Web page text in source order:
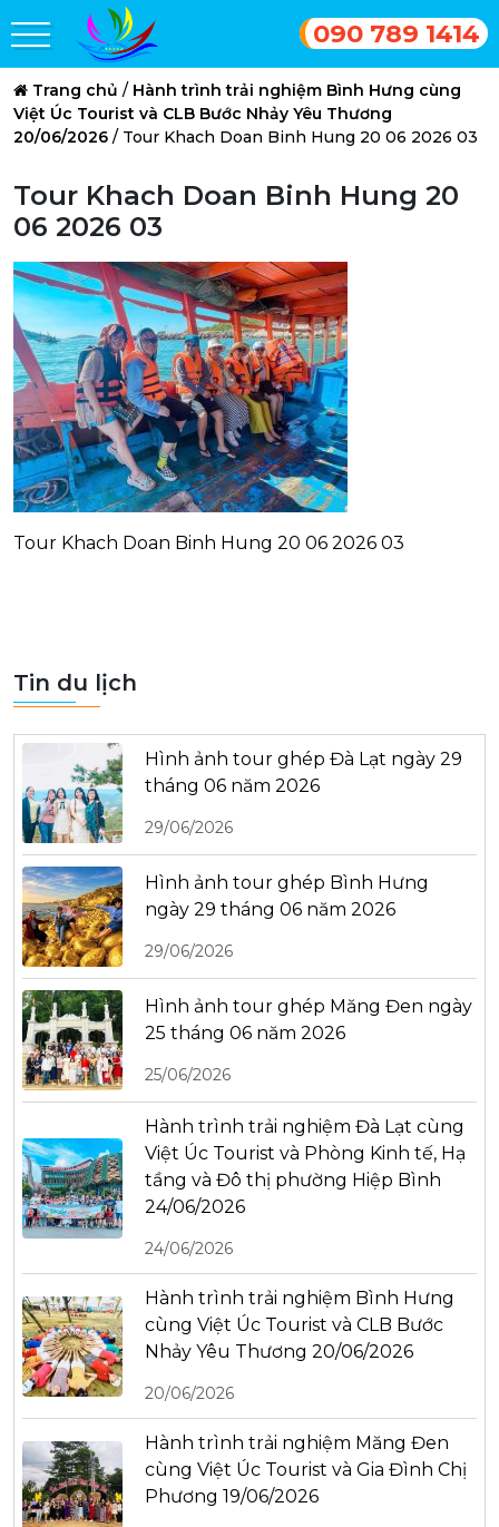
090 789 1414
Trang chủ / Hành trình trải nghiệm Bình Hưng cùng
Việt Úc Tourist và CLB Bước Nhảy Yêu Thương
20/06/2026 / Tour Khach Doan Binh Hung 20 06 2026 03
Tour Khach Doan Binh Hung 20
06 2026 03
Tour Khach Doan Binh Hung 20 06 2026 03
Tin du lịch
Hình ảnh tour ghép Đà Lạt ngày 29
tháng 06 năm 2026
29/06/2026
Hình ảnh tour ghép Bình Hưng
ngày 29 tháng 06 năm 2026
29/06/2026
Hình ảnh tour ghép Măng Đen ngày
25 tháng 06 năm 2026
25/06/2026
Hành trình trải nghiệm Đà Lạt cùng
Việt Úc Tourist và Phòng Kinh tế, Hạ
tầng và Đô thị phường Hiệp Bình
24/06/2026
24/06/2026
Hành trình trải nghiệm Bình Hưng
cùng Việt Úc Tourist và CLB Bước
Nhảy Yêu Thương 20/06/2026
20/06/2026
Hành trình trải nghiệm Măng Đen
cùng Việt Úc Tourist và Gia Đình Chị
Phương 19/06/2026